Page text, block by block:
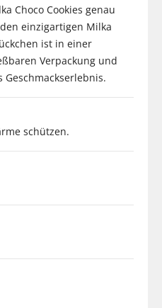
Choco Cookies genau
einzigartigen Milka
ist in einer
Verpackung und
schützen.